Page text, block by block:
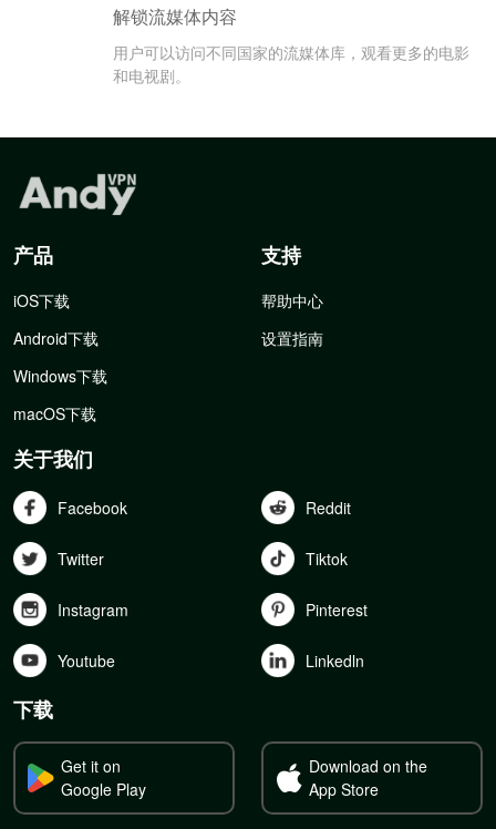
解锁流媒体内容
用户可以访问不同国家的流媒体库，观看更多的电影
和电视剧。
产品
iOS下载
Android下载
Windows下载
macOS下载
支持
帮助中心
设置指南
关于我们
Facebook Reddit
Twitter Tiktok
Instagram Pinterest
Youtube Linkedln
下载
Get it on
Google Play
Download on the
App Store